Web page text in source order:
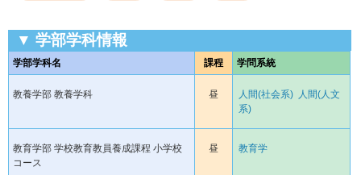
▼ 学部学科情報
学部学科名 課程 学問系統
教養学部 教養学科 昼 人間(社会系) 人間(人文
系)
教育学部 学校教育教員養成課程 小学校
コース
昼 教育学